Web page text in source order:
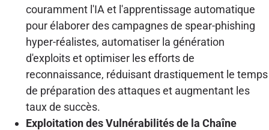
couramment l'IA et l'apprentissage automatique
pour élaborer des campagnes de spear-phishing
hyper-réalistes, automatiser la génération
d'exploits et optimiser les efforts de
reconnaissance, réduisant drastiquement le temps
de préparation des attaques et augmentant les
taux de succès.
Exploitation des Vulnérabilités de la Chaîne